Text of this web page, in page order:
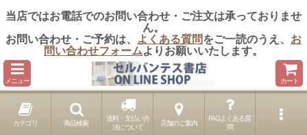
当店ではお電話でのお問い合わせ・ご注文は承っておりませ
ん。
お問い合わせ・ご予約は、 よくある質問をご一読のうえ、 お
問い合わせフォームよりお願いいたします。
メニュー カート
カテゴリ 商品検索
送料・支払い方
法について
店舗のご案内
FAQよくある質
問